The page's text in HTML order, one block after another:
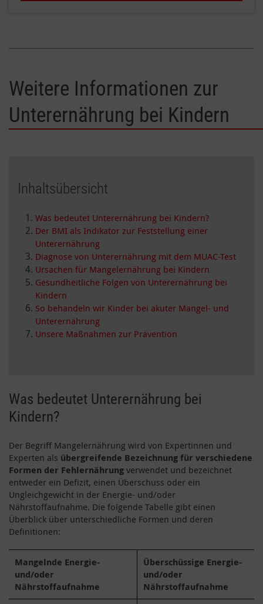
Weitere Informationen zur
Unterernährung bei Kindern
Inhaltsübersicht
Was bedeutet Unterernährung bei Kindern?
Der BMI als Indikator zur Feststellung einer
Unterernährung
Diagnose von Unterernährung mit dem MUAC-Test
Ursachen für Mangelernährung bei Kindern
Gesundheitliche Folgen von Unterernährung bei
Kindern
So behandeln wir Kinder bei akuter Mangel- und
Unterernährung
Unsere Maßnahmen zur Prävention
Was bedeutet Unterernährung bei
Kindern?
Der Begriff Mangelernährung wird von Expertinnen und
Experten als übergreifende Bezeichnung für verschiedene
Formen der Fehlernährung verwendet und bezeichnet
entweder ein Defizit, einen Überschuss oder ein
Ungleichgewicht in der Energie- und/oder
Nährstoffaufnahme. Die folgende Tabelle gibt einen
Überblick über unterschiedliche Formen und deren
Definitionen:
Mangelnde Energie-
und/oder
Nährstoffaufnahme
Überschüssige Energie-
und/oder
Nährstoffaufnahme